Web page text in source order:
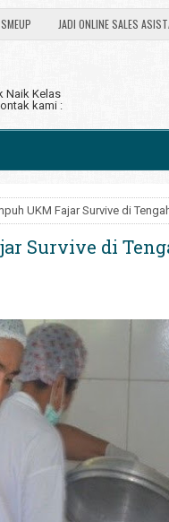
JADI ONLINE SALES
Naik Kelas
kami :
UKM Fajar Survive di
Survive di